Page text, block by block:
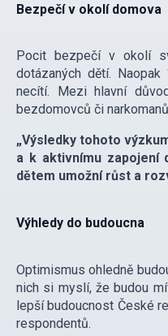
Bezpečí v okolí domova
Pocit bezpečí v okolí
dotázaných dětí.
necítí. Mezi hlavní
bezdomovců či
„Výsledky tohoto
a k aktivnímu zapojení
dětem umožní růst a
Výhledy do budoucna
Optimismus ohledně
nich si myslí, že budou
lepší budoucnost České
respondentů.